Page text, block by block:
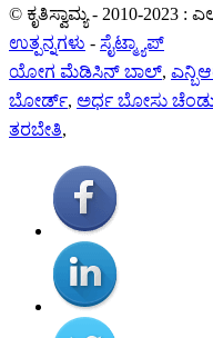
© ಕೃತಿಸ್ವಾಮ್ಯ - 2010-2023 :
ಉತ್ಪನ್ನಗಳು - ಸೈಟ್ಮ್ಯಾಪ್
ಯೋಗ ಮೆಡಿಸಿನ್ ಬಾಲ್,
ಬೋರ್ಡ್, ಅರ್ಧ ಬೋಸು
ತರಬೇತಿ,